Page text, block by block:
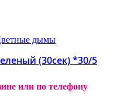
дымы
(30сек) *30/5
или по телефону